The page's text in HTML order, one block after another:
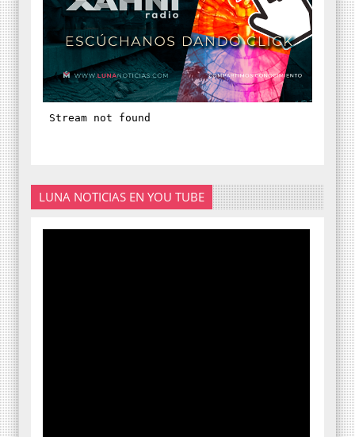
LUNA NOTICIAS EN YOU TUBE